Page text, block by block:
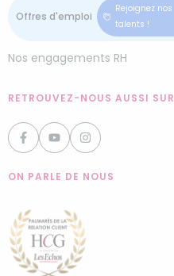
Rejoignez nos
talents !
Nos engagements RH
RETROUVEZ-NOUS AUSSI SUR
ON PARLE DE NOUS